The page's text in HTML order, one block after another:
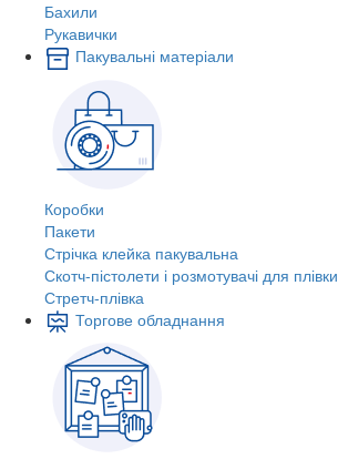
Бахили
Рукавички
Пакувальні матеріали
Коробки
Пакети
Стрічка клейка пакувальна
Скотч-пістолети і розмотувачі для плівки
Стретч-плівка
Торгове обладнання